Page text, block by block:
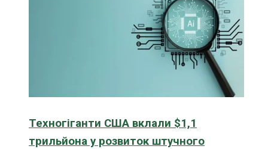
Техногіганти США вклали $1,1
трильйона у розвиток штучного